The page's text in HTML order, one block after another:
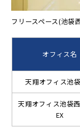
フリースペース(池袋
オフィス名
天翔オフィス池
天翔オフィス池袋
EX